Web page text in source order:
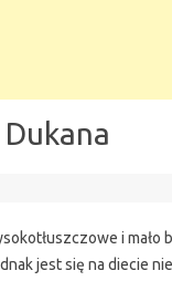
i mało
jest się na diecie